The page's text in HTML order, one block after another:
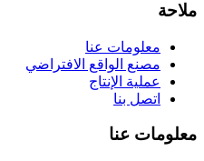
ملاحة
معلومات عنا
مصنع الواقع الافتراضي
عملية الإنتاج
اتصل بنا
معلومات عنا